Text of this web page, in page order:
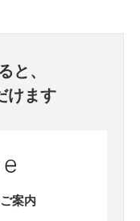
と、
けます
案内